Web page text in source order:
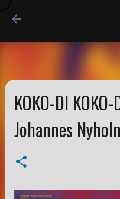
KOKO-DI
Johannes